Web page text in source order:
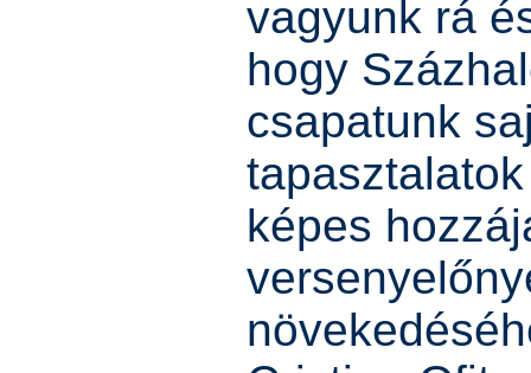
vagyunk rá
hogy
csapatunk
képes